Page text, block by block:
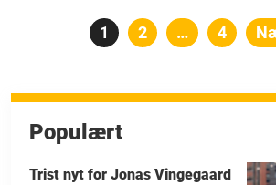
Side
1 Side
2 … Side
4
Populært
Trist nyt for Jonas Vingegaard